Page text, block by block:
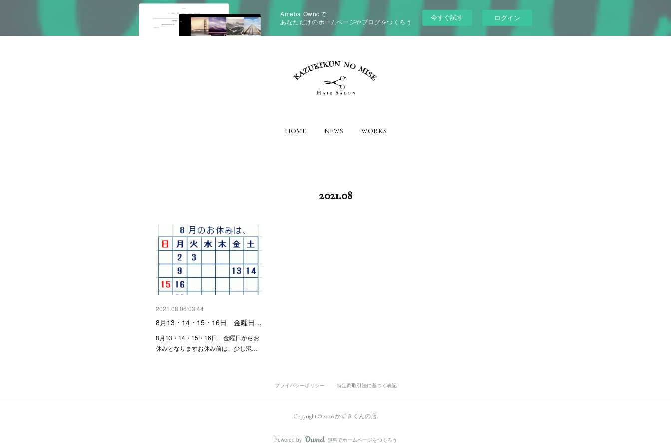
Ameba Owndで
あなただけのホームページやブログをつくろう
今すぐ試す ログイン
HOME NEWS WORKS
2021.08
2021.08.06 03:44
8月13・14・15・16日 金曜日…
8月13・14・15・16日 金曜日からお
休みとなりますお休み前は、少し混…
プライバシーポリシー 特定商取引法に基づく表記
Copyright ©2026かずきくんの店.
Powered by AmebaOwnd
無料でホームページをつくろう